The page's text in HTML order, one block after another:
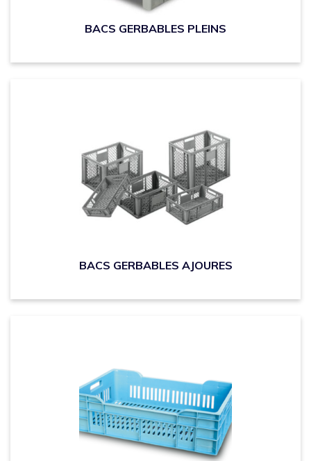
BACS GERBABLES PLEINS
BACS GERBABLES AJOURES